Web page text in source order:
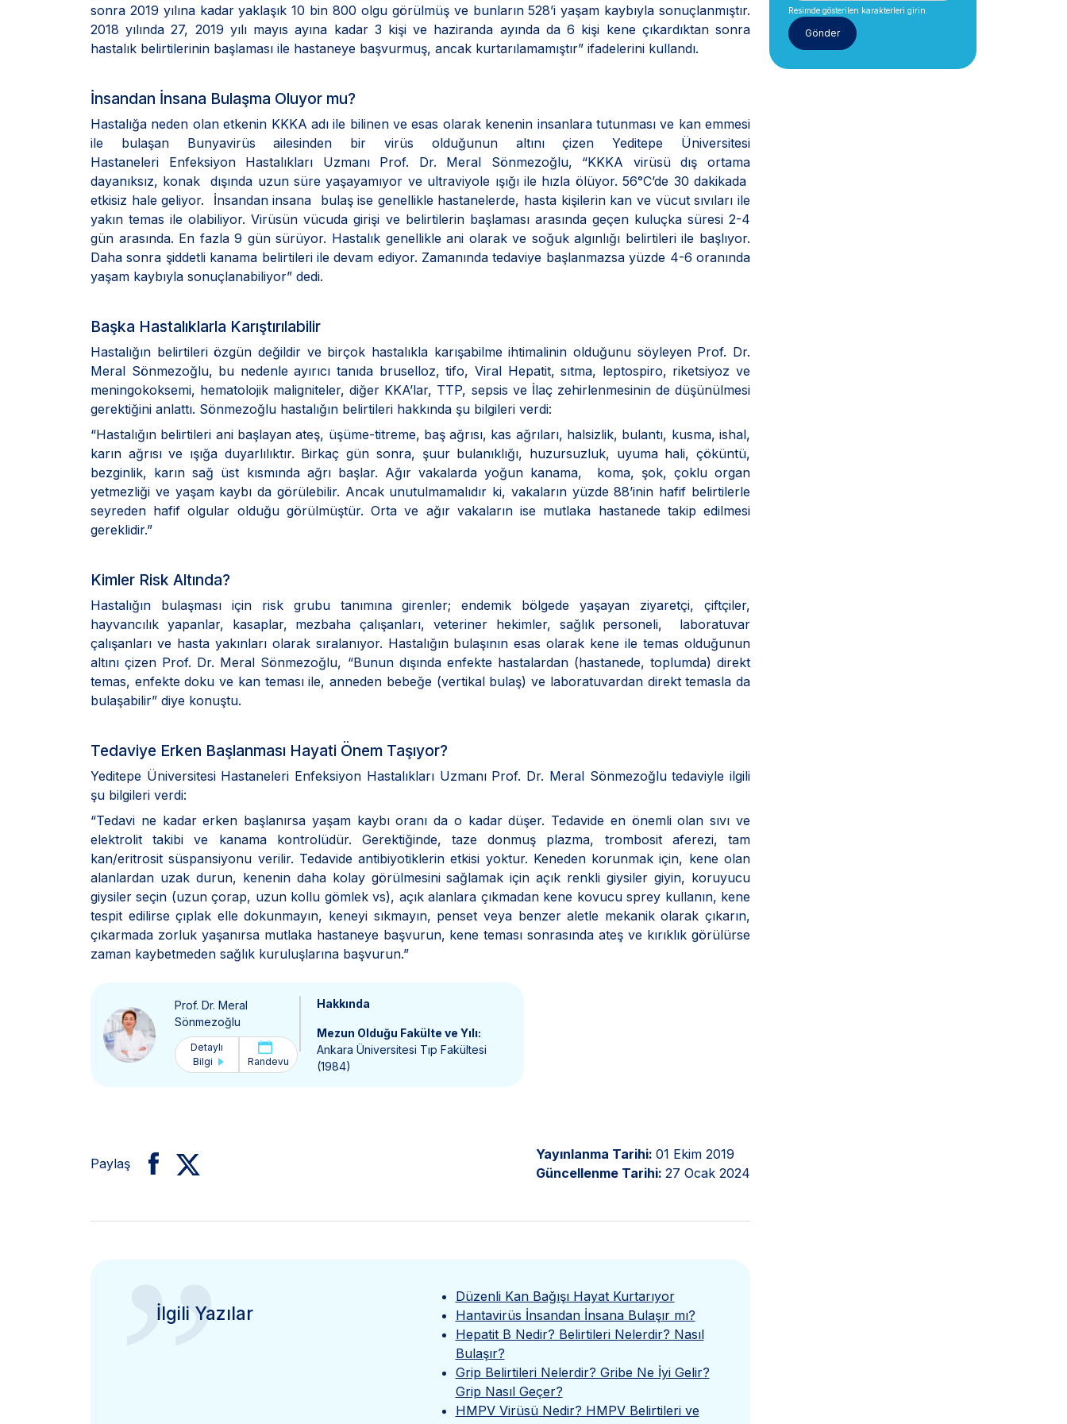
sonra 2019 yılına kadar yaklaşık 10 bin 800 olgu görülmüş ve bunların 528’i yaşam kaybıyla sonuçlanmıştır.
2018 yılında 27, 2019 yılı mayıs ayına kadar 3 kişi ve haziranda ayında da 6 kişi kene çıkardıktan sonra
hastalık belirtilerinin başlaması ile hastaneye başvurmuş, ancak kurtarılamamıştır” ifadelerini kullandı.
İnsandan İnsana Bulaşma Oluyor mu?
Hastalığa neden olan etkenin KKKA adı ile bilinen ve esas olarak kenenin insanlara tutunması ve kan emmesi
ile bulaşan Bunyavirüs ailesinden bir virüs olduğunun altını çizen Yeditepe Üniversitesi
Hastaneleri Enfeksiyon Hastalıkları Uzmanı Prof. Dr. Meral Sönmezoğlu, “KKKA virüsü dış ortama
dayanıksız, konak dışında uzun süre yaşayamıyor ve ultraviyole ışığı ile hızla ölüyor. 56°C’de 30 dakikada
etkisiz hale geliyor. İnsandan insana bulaş ise genellikle hastanelerde, hasta kişilerin kan ve vücut sıvıları ile
yakın temas ile olabiliyor. Virüsün vücuda girişi ve belirtilerin başlaması arasında geçen kuluçka süresi 2-4
gün arasında. En fazla 9 gün sürüyor. Hastalık genellikle ani olarak ve soğuk algınlığı belirtileri ile başlıyor.
Daha sonra şiddetli kanama belirtileri ile devam ediyor. Zamanında tedaviye başlanmazsa yüzde 4-6 oranında
yaşam kaybıyla sonuçlanabiliyor” dedi.
Başka Hastalıklarla Karıştırılabilir
Hastalığın belirtileri özgün değildir ve birçok hastalıkla karışabilme ihtimalinin olduğunu söyleyen Prof. Dr.
Meral Sönmezoğlu, bu nedenle ayırıcı tanıda bruselloz, tifo, Viral Hepatit, sıtma, leptospiro, riketsiyoz ve
meningokoksemi, hematolojik maligniteler, diğer KKA’lar, TTP, sepsis ve İlaç zehirlenmesinin de düşünülmesi
gerektiğini anlattı. Sönmezoğlu hastalığın belirtileri hakkında şu bilgileri verdi:
“Hastalığın belirtileri ani başlayan ateş, üşüme-titreme, baş ağrısı, kas ağrıları, halsizlik, bulantı, kusma, ishal,
karın ağrısı ve ışığa duyarlılıktır. Birkaç gün sonra, şuur bulanıklığı, huzursuzluk, uyuma hali, çöküntü,
bezginlik, karın sağ üst kısmında ağrı başlar. Ağır vakalarda yoğun kanama, koma, şok, çoklu organ
yetmezliği ve yaşam kaybı da görülebilir. Ancak unutulmamalıdır ki, vakaların yüzde 88’inin hafif belirtilerle
seyreden hafif olgular olduğu görülmüştür. Orta ve ağır vakaların ise mutlaka hastanede takip edilmesi
gereklidir.”
Kimler Risk Altında?
Hastalığın bulaşması için risk grubu tanımına girenler; endemik bölgede yaşayan ziyaretçi, çiftçiler,
hayvancılık yapanlar, kasaplar, mezbaha çalışanları, veteriner hekimler, sağlık personeli, laboratuvar
çalışanları ve hasta yakınları olarak sıralanıyor. Hastalığın bulaşının esas olarak kene ile temas olduğunun
altını çizen Prof. Dr. Meral Sönmezoğlu, “Bunun dışında enfekte hastalardan (hastanede, toplumda) direkt
temas, enfekte doku ve kan teması ile, anneden bebeğe (vertikal bulaş) ve laboratuvardan direkt temasla da
bulaşabilir” diye konuştu.
Tedaviye Erken Başlanması Hayati Önem Taşıyor?
Yeditepe Üniversitesi Hastaneleri Enfeksiyon Hastalıkları Uzmanı Prof. Dr. Meral Sönmezoğlu tedaviyle ilgili
şu bilgileri verdi:
“Tedavi ne kadar erken başlanırsa yaşam kaybı oranı da o kadar düşer. Tedavide en önemli olan sıvı ve
elektrolit takibi ve kanama kontrolüdür. Gerektiğinde, taze donmuş plazma, trombosit aferezi, tam
kan/eritrosit süspansiyonu verilir. Tedavide antibiyotiklerin etkisi yoktur. Keneden korunmak için, kene olan
alanlardan uzak durun, kenenin daha kolay görülmesini sağlamak için açık renkli giysiler giyin, koruyucu
giysiler seçin (uzun çorap, uzun kollu gömlek vs), açık alanlara çıkmadan kene kovucu sprey kullanın, kene
tespit edilirse çıplak elle dokunmayın, keneyi sıkmayın, penset veya benzer aletle mekanik olarak çıkarın,
çıkarmada zorluk yaşanırsa mutlaka hastaneye başvurun, kene teması sonrasında ateş ve kırıklık görülürse
zaman kaybetmeden sağlık kuruluşlarına başvurun.”
Prof. Dr. Meral
Sönmezoğlu
Detaylı
Bilgi
Randevu
Hakkında
Mezun Olduğu Fakülte ve Yılı:
Ankara Üniversitesi Tıp Fakültesi
(1984)
Paylaş
Yayınlanma Tarihi: 01 Ekim 2019
Güncellenme Tarihi: 27 Ocak 2024
”
İlgili Yazılar
Düzenli Kan Bağışı Hayat Kurtarıyor
Hantavirüs İnsandan İnsana Bulaşır mı?
Hepatit B Nedir? Belirtileri Nelerdir? Nasıl
Bulaşır?
Grip Belirtileri Nelerdir? Gribe Ne İyi Gelir?
Grip Nasıl Geçer?
HMPV Virüsü Nedir? HMPV Belirtileri ve
Resimde gösterilen karakterleri girin.